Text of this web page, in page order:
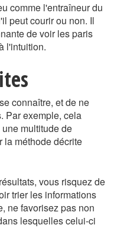
comme l'entraîneur du
peut courir ou non. Il
de voir les paris
l'intuition.
connaître, et de ne
Par exemple, cela
multitude de
la méthode décrite
vous risquez de
trier les informations
ne favorisez pas non
lesquelles celui-ci